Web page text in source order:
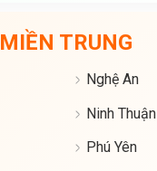
MIỀN TRUNG
Nghệ An
Ninh Thuận
Phú Yên